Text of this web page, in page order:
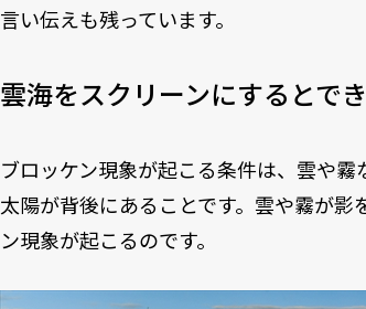
言い伝えも残っています。
雲海をスクリーンにするとで
ブロッケン現象が起こる条件は、雲や
太陽が背後にあることです。雲や霧が
ン現象が起こるのです。